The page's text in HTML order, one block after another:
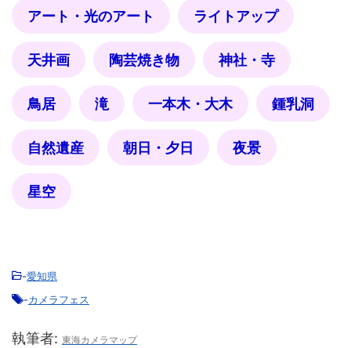
アート・光のアート ライトアップ
天井画 陶芸焼き物 神社・寺
鳥居 滝 一本木・大木 鍾乳洞
自然遺産 朝日・夕日 夜景
星空
-愛知県
-カメラフェス
執筆者: 東海カメラマップ